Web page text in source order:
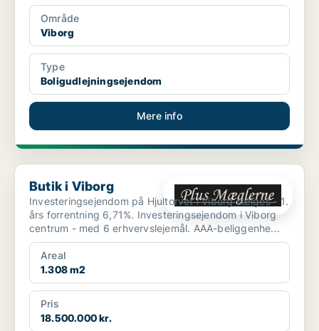
Område
Viborg
Type
Boligudlejningsejendom
Mere info
Butik i Viborg
Butik i Viborg
Investeringsejendom på Hjultorvet i Viborg sælges - 1.
års forrentning 6,71%. Investeringsejendom i Viborg
centrum - med 6 erhvervslejemål. AAA-beliggenhe...
Areal
1.308 m2
Pris
18.500.000 kr.